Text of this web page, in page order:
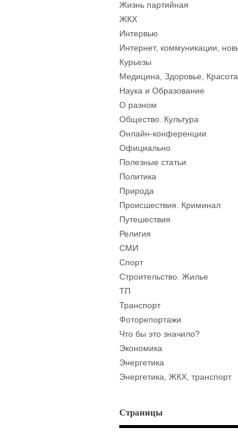
Жизнь партийная
ЖКХ
Интервью
Интернет, коммуникации,
Курьезы
Медицина, Здоровье, Красота
Наука и Образование
О разном
Общество. Культура
Онлайн-конференции
Официально
Полезные статьи
Политика
Природа
Происшествия. Криминал
Путешествия
Религия
СМИ
Спорт
Строительство. Жилье
ТП
Транспорт
Фоторепортажи
Что бы это значило?
Экономика
Энергетика
Энергетика, ЖКХ, транспорт
Страницы